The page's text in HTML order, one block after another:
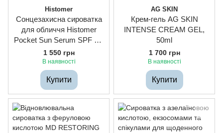
Histomer
Сонцезахисна сироватка
для обличчя Histomer
Pocket Sun Serum SPF 30,
30ml
1 550 грн
В наявності
Купити
AG SKIN
Крем-гель AG SKIN
INTENSE CREAM GEL,
50ml
1 700 грн
В наявності
Купити